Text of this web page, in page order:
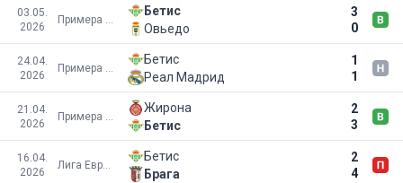
03.05.
2026
Бетис
3
0
Овьедо
24.04.
2026
Бетис
1
1
Реал Мадрид
21.04.
2026
Жирона
2
3
Бетис
16.04.
2026
Бетис
2
4
Брага